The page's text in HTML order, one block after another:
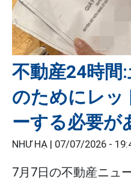
不動産24時間
のためにレッ
ーする必要が
NHƯ HẠ | 07/07/2026 -
7月7日の不動産ニュ